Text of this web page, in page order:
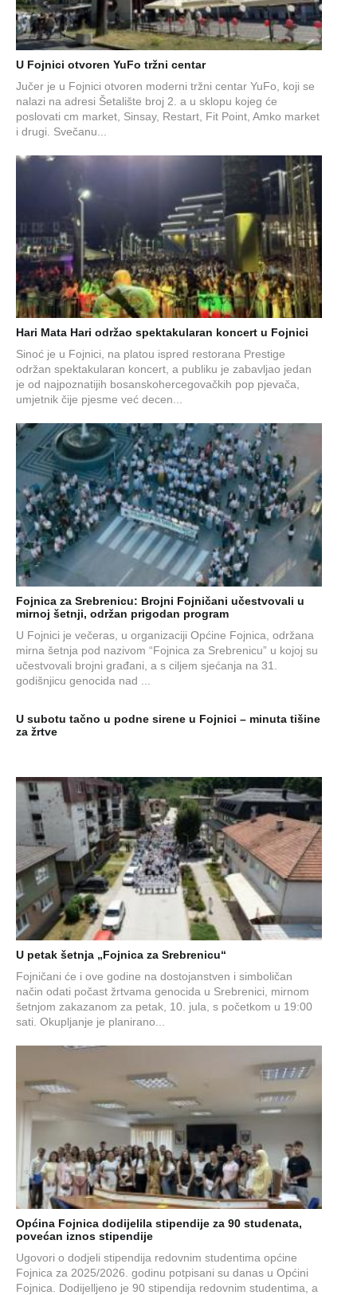
U Fojnici otvoren YuFo tržni centar
Jučer je u Fojnici otvoren moderni tržni centar YuFo, koji se
nalazi na adresi Šetalište broj 2. a u sklopu kojeg će
poslovati cm market, Sinsay, Restart, Fit Point, Amko market
i drugi. Svečanu...
Hari Mata Hari održao spektakularan koncert u Fojnici
Sinoć je u Fojnici, na platou ispred restorana Prestige
održan spektakularan koncert, a publiku je zabavljao jedan
je od najpoznatijih bosanskohercegovačkih pop pjevača,
umjetnik čije pjesme već decen...
Fojnica za Srebrenicu: Brojni Fojničani učestvovali u
mirnoj šetnji, održan prigodan program
U Fojnici je večeras, u organizaciji Općine Fojnica, održana
mirna šetnja pod nazivom “Fojnica za Srebrenicu” u kojoj su
učestvovali brojni građani, a s ciljem sjećanja na 31.
godišnjicu genocida nad ...
U subotu tačno u podne sirene u Fojnici – minuta tišine
za žrtve
U petak šetnja „Fojnica za Srebrenicu“
Fojničani će i ove godine na dostojanstven i simboličan
način odati počast žrtvama genocida u Srebrenici, mirnom
šetnjom zakazanom za petak, 10. jula, s početkom u 19:00
sati. Okupljanje je planirano...
Općina Fojnica dodijelila stipendije za 90 studenata,
povećan iznos stipendije
Ugovori o dodjeli stipendija redovnim studentima općine
Fojnica za 2025/2026. godinu potpisani su danas u Općini
Fojnica. Dodijelljeno je 90 stipendija redovnim studentima, a